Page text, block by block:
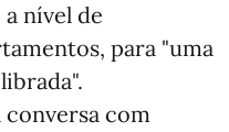
nível de
para "uma
com